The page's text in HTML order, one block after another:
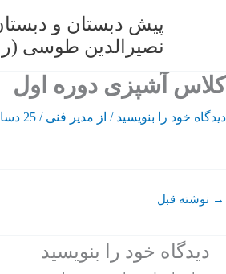
پیش دبستان و
نصیرالدین طوسی
کلاس آشپزی دوره اول
دیدگاه‌ خود را بنویسید / از مدیر فنی/ 25 دسامبر 2023
→ نوشته قبل
دیدگاه‌ خود را بنویسید